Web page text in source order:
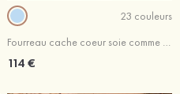
23 couleurs
Fourreau cache coeur soie comme du satin courte/mini robe de fête de la rentrée
114 €